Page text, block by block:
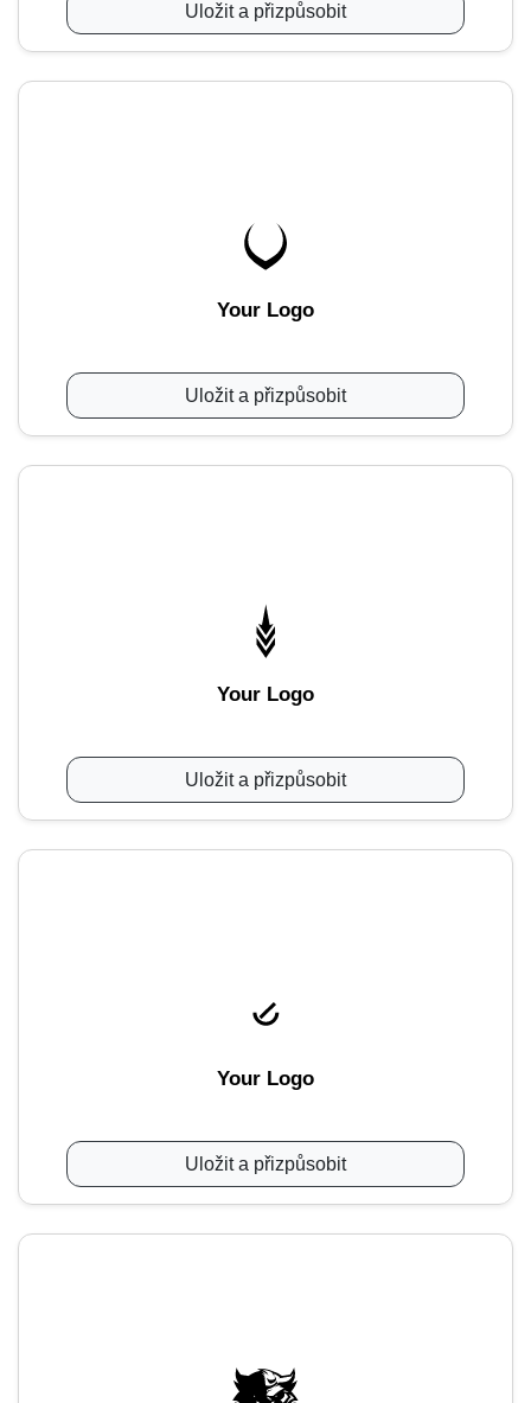
Uložit a přizpůsobit
Your Logo
Uložit a přizpůsobit
Your Logo
Uložit a přizpůsobit
Your Logo
Uložit a přizpůsobit